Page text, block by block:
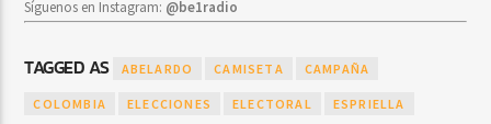
Síguenos en Instagram: @be1radio
TAGGED AS ABELARDO CAMISETA CAMPAÑA
COLOMBIA ELECCIONES ELECTORAL ESPRIELLA